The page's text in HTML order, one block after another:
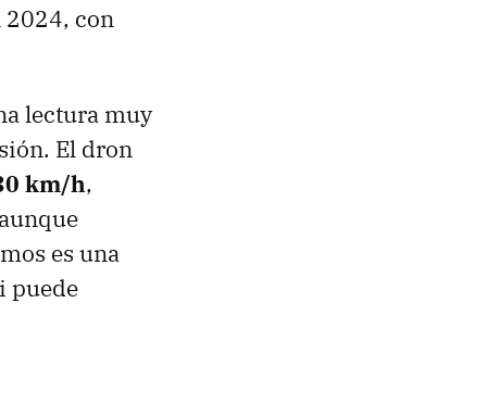
2024, con
lectura muy
El dron
km/h,
es una
puede